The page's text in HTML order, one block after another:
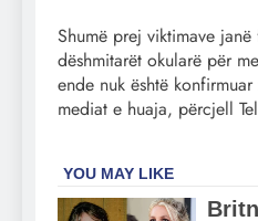
Shumë prej viktimave
dëshmitarët okularë për
ende nuk është
mediat e huaja, përcjell